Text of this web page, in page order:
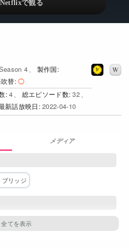
その他の国のTV番組
Netflix 高い評価の海外作品
みんなの作品レビュー
Watchlist
過去の配信終了作品
Netflixコース別料金プラン
お問い合わせ
4
製作国
替
4 総エピソード数 32
新話放映日 2022-04-10
メディア
リッジ